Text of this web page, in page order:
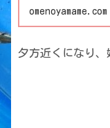
omenoyamame.com
夕方近くになり、